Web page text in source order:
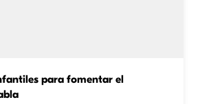
para fomentar el